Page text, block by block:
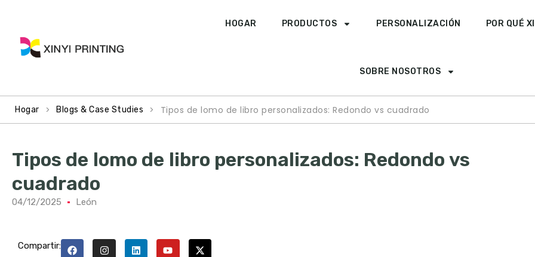
HOGAR PRODUCTOS PERSONALIZACIÓN POR QUÉ
SOBRE NOSOTROS
Hogar > Blogs & Case Studies > Tipos de lomo de libro personalizados: Redondo vs cuadrado
Tipos de lomo de libro personalizados: Redondo vs
cuadrado
04/12/2025 León
Compartir: